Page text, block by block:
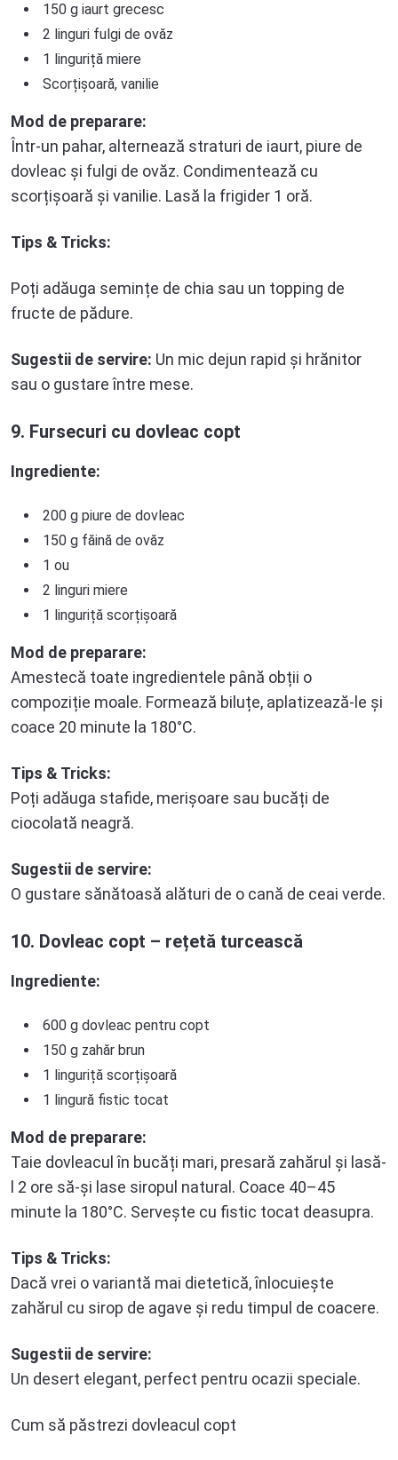
150 g iaurt grecesc
2 linguri fulgi de ovăz
1 linguriță miere
Scorțișoară, vanilie
Mod de preparare:
Într-un pahar, alternează straturi de iaurt, piure de
dovleac și fulgi de ovăz. Condimentează cu
scorțișoară și vanilie. Lasă la frigider 1 oră.
Tips & Tricks:
Poți adăuga semințe de chia sau un topping de
fructe de pădure.
Sugestii de servire: Un mic dejun rapid și hrănitor
sau o gustare între mese.
9. Fursecuri cu dovleac copt
Ingrediente:
200 g piure de dovleac
150 g făină de ovăz
1 ou
2 linguri miere
1 linguriță scorțișoară
Mod de preparare:
Amestecă toate ingredientele până obții o
compoziție moale. Formează biluțe, aplatizează-le și
coace 20 minute la 180°C.
Tips & Tricks:
Poți adăuga stafide, merișoare sau bucăți de
ciocolată neagră.
Sugestii de servire:
O gustare sănătoasă alături de o cană de ceai verde.
10. Dovleac copt – rețetă turcească
Ingrediente:
600 g dovleac pentru copt
150 g zahăr brun
1 linguriță scorțișoară
1 lingură fistic tocat
Mod de preparare:
Taie dovleacul în bucăți mari, presară zahărul și lasă-
l 2 ore să-și lase siropul natural. Coace 40–45
minute la 180°C. Servește cu fistic tocat deasupra.
Tips & Tricks:
Dacă vrei o variantă mai dietetică, înlocuiește
zahărul cu sirop de agave și redu timpul de coacere.
Sugestii de servire:
Un desert elegant, perfect pentru ocazii speciale.
Cum să păstrezi dovleacul copt